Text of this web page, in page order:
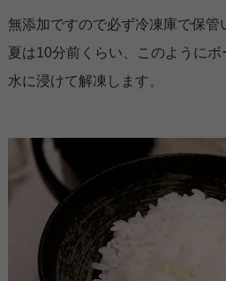
無添加ですので必ず冷凍庫で保管
夏は10分前くらい、このようにボ
水に浸けて解凍します。